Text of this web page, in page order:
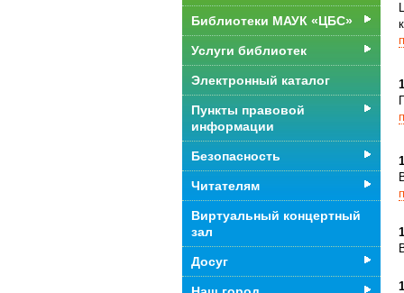
Библиотеки МАУК «ЦБС»
Услуги библиотек
Электронный каталог
Пункты правовой
информации
Безопасность
Читателям
Виртуальный концертный
зал
Досуг